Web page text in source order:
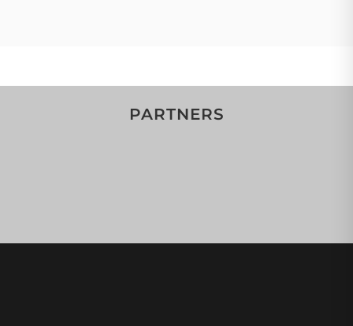
PARTNERS